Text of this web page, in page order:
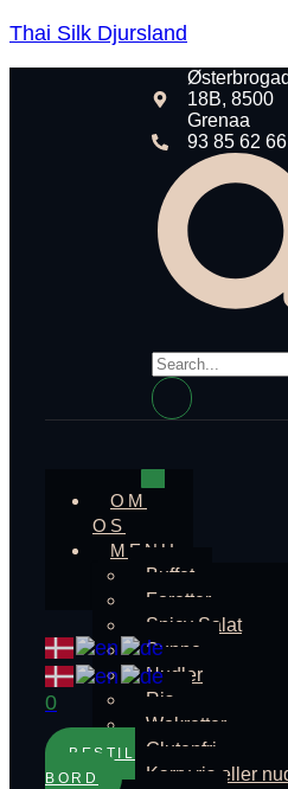
Thai Silk Djursland
18B, 8500
Grenaa
93 85 62 66
OM
OS
MENU
Buffet
Foretter
Spicy Salat
Suppe
Nudler
Ris
Wokretter
Glutenfri
Karry ris eller
0
BESTIL
BORD